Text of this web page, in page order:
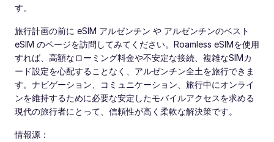
す。
旅行計画の前に eSIM アルゼンチン や アルゼンチンのベスト
eSIM のページを訪問してみてください。Roamless eSIMを使用
すれば、高額なローミング料金や不安定な接続、複雑なSIMカ
ード設定を心配することなく、アルゼンチン全土を旅行できま
す。ナビゲーション、コミュニケーション、旅行中にオンライ
ンを維持するために必要な安定したモバイルアクセスを求める
現代の旅行者にとって、信頼性が高く柔軟な解決策です。
情報源：